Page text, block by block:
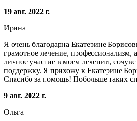
19 авг. 2022 г.
Ирина
Я очень благодарна Екатерине
грамотное лечение, профессионализм,
личное участие в моем лечении,
поддержку. Я прихожу к Екатерине
Спасибо за помощь! Побольше таких
9 авг. 2022 г.
Ольга